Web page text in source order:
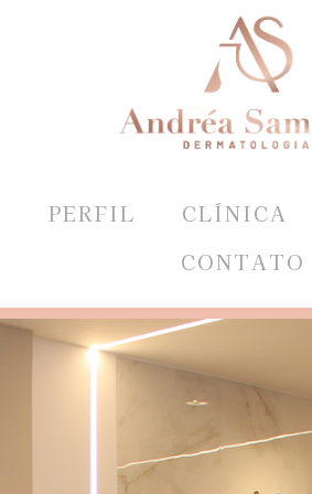
PERFIL CLÍNICA
CONTATO